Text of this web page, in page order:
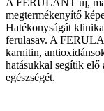
megtermékenyítő
Hatékonyságát
ferulasav. A
karnitin,
hatásukkal segítik elő
egészségét.